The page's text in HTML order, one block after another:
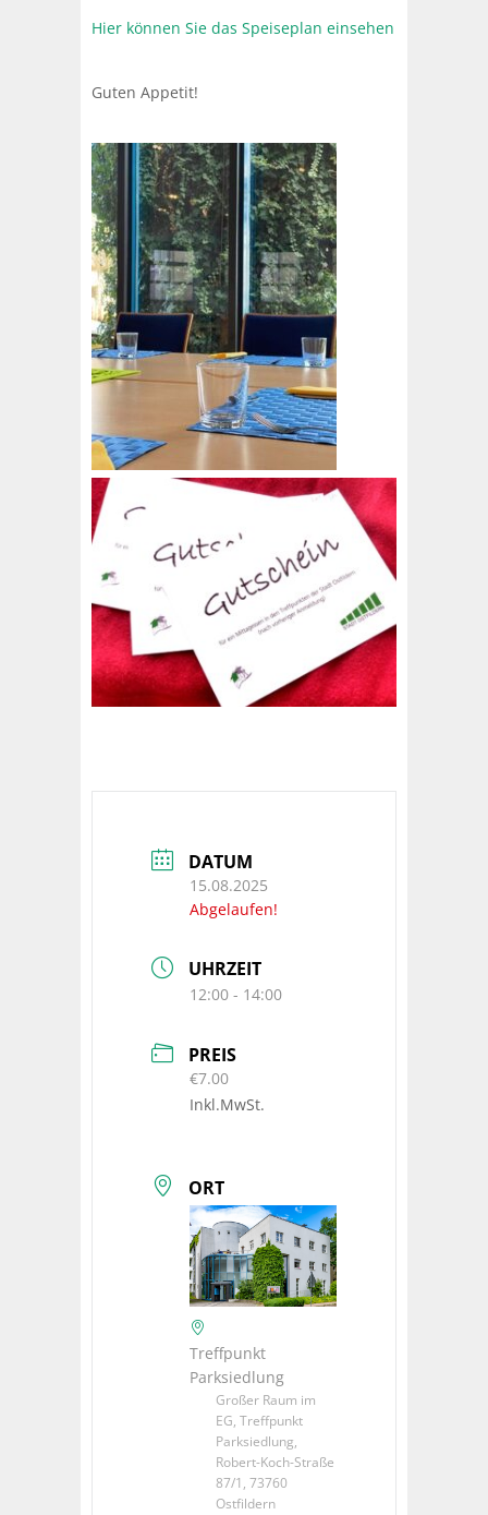
Hier können Sie das Speiseplan einsehen
Guten Appetit!
DATUM
15.08.2025
Abgelaufen!
UHRZEIT
12:00 - 14:00
PREIS
€7.00
Inkl.MwSt.
ORT
Treffpunkt
Parksiedlung
Großer Raum im
EG, Treffpunkt
Parksiedlung,
Robert-Koch-Straße
87/1, 73760
Ostfildern